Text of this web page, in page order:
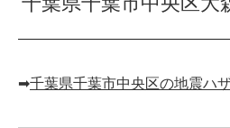
➡︎千葉県千葉市中央区の地震ハ